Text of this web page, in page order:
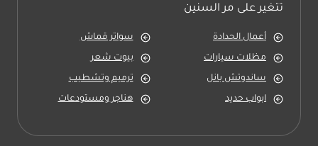
تتغير على مر السنين
أعمال الحدادة سواتر قماش
مظلات سيارات بيوت شعر
ساندوتش بانل ترميم وتشطيب
ابواب حديد هناجر ومستودعات